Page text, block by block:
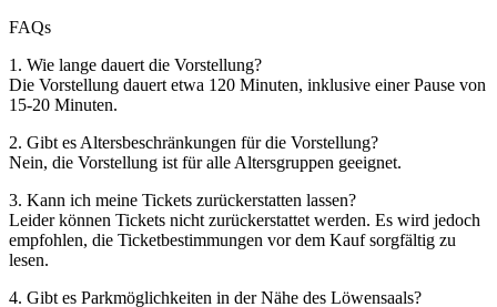
FAQs
1. Wie lange dauert die Vorstellung?
Die Vorstellung dauert etwa 120 Minuten, inklusive einer Pause von
15-20 Minuten.
2. Gibt es Altersbeschränkungen für die Vorstellung?
Nein, die Vorstellung ist für alle Altersgruppen geeignet.
3. Kann ich meine Tickets zurückerstatten lassen?
Leider können Tickets nicht zurückerstattet werden. Es wird jedoch
empfohlen, die Ticketbestimmungen vor dem Kauf sorgfältig zu
lesen.
4. Gibt es Parkmöglichkeiten in der Nähe des Löwensaals?